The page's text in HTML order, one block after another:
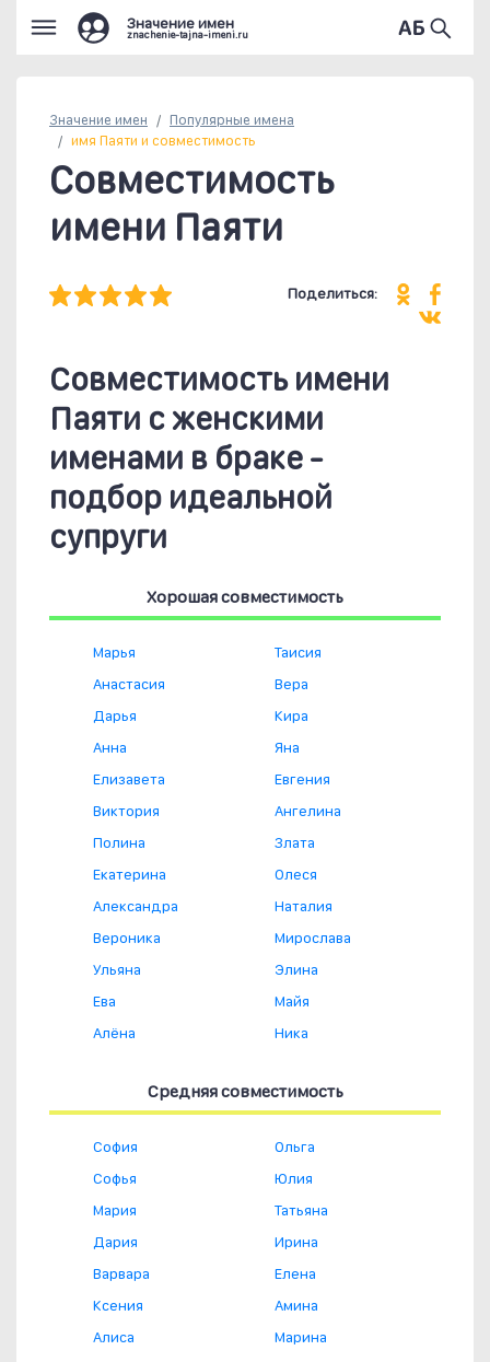
Значение имен
znachenie-tajna-imeni.ru
Значение имен Популярные имена
имя Паяти и совместимость
Совместимость
имени Паяти
Поделиться:
Совместимость имени
Паяти c женскими
именами в браке -
подбор идеальной
супруги
Хорошая совместимость
Марья
Анастасия
Дарья
Анна
Елизавета
Виктория
Полина
Екатерина
Александра
Вероника
Ульяна
Ева
Алёна
Таисия
Вера
Кира
Яна
Евгения
Ангелина
Злата
Олеся
Наталия
Мирослава
Элина
Майя
Ника
Средняя совместимость
София
Софья
Мария
Дария
Варвара
Ксения
Алиса
Ольга
Юлия
Татьяна
Ирина
Елена
Амина
Марина